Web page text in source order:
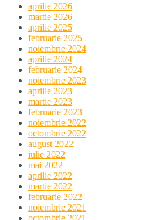
aprilie 2026
martie 2026
aprilie 2025
februarie 2025
noiembrie 2024
aprilie 2024
februarie 2024
noiembrie 2023
aprilie 2023
martie 2023
februarie 2023
noiembrie 2022
octombrie 2022
august 2022
iulie 2022
mai 2022
aprilie 2022
martie 2022
februarie 2022
noiembrie 2021
octombrie 2021